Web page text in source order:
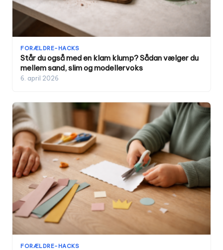
FORÆLDRE-HACKS
Står du også med en klam klump? Sådan vælger du
mellem sand, slim og modellervoks
6. april 2026
FORÆLDRE-HACKS